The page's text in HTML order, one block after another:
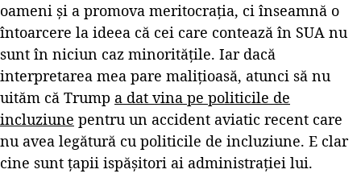
oameni și a promova meritocrația, ci înseamnă o
întoarcere la ideea că cei care contează în SUA nu
sunt în niciun caz minoritățile. Iar dacă
interpretarea mea pare malițioasă, atunci să nu
uităm că Trump a dat vina pe politicile de
incluziune pentru un accident aviatic recent care
nu avea legătură cu politicile de incluziune. E clar
cine sunt țapii ispășitori ai administrației lui.